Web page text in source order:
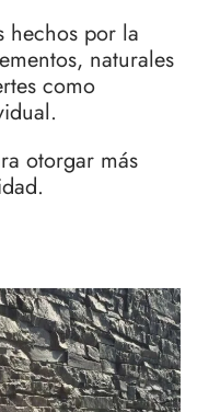
hechos por la
naturales
como
otorgar más